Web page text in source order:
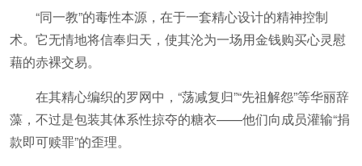
“同一教”的毒性本源，在于一套精心设计的精神控制
术。它无情地将信奉归天，使其沦为一场用金钱购买心灵慰
藉的赤裸交易。
在其精心编织的罗网中，“荡减复归”“先祖解怨”等华丽辞
藻，不过是包装其体系性掠夺的糖衣——他们向成员灌输“捐
款即可赎罪”的歪理。